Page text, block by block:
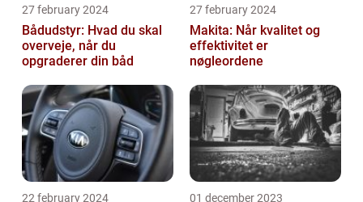
27 february 2024
Bådudstyr: Hvad du skal
overveje, når du
opgraderer din båd
27 february 2024
Makita: Når kvalitet og
effektivitet er
nøgleordene
22 february 2024 01 december 2023